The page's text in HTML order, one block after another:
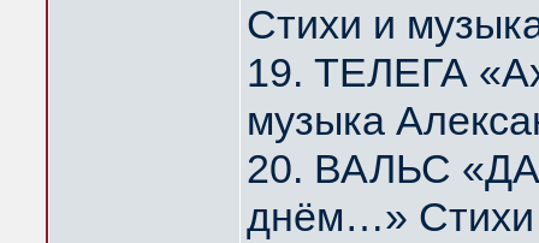
Стихи и
19. ТЕЛЕГА
музыка
20. ВАЛЬС «ДА
днём…» Стихи